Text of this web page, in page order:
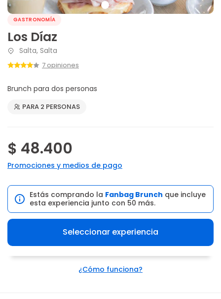
GASTRONOMÍA
Los Díaz
Salta, Salta
7 opiniones
Brunch para dos personas
PARA 2 PERSONAS
$ 48.400
Promociones y medios de pago
Estás comprando la Fanbag Brunch que incluye
esta experiencia junto con 50 más.
Seleccionar experiencia
¿Cómo funciona?